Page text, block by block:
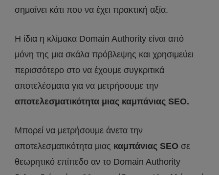
σημαίνει κάτι που να έχει πρακτική αξία.
Η ίδια η κλίμακα Domain Authority είναι από
μόνη της μια σκάλα πρόβλεψης και χρησιμεύει
περισσότερο στο να έχουμε συγκριτικά
αποτελέσματα για να μετρήσουμε την
αποτελεσματικότητα μιας καμπάνιας SEO.
Μπορεί να μετρήσουμε άνετα την
αποτελεσματικότητα μιας καμπάνιας SEO σε
θεωρητικό επίπεδο αν το Domain Authority